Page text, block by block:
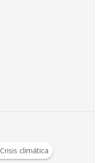
Crisis climática